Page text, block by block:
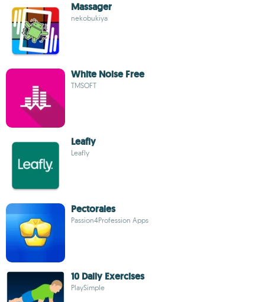
Massager
nekobukiya
White Noise Free
TMSOFT
Leafly
Leafly
Pectorales
Passion4Profession Apps
10 Daily Exercises
PlaySimple